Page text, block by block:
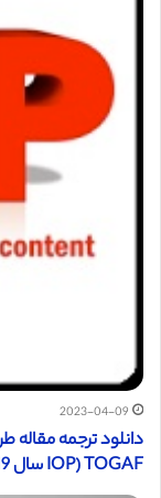
2023-04-09
دانلود ترجمه مقاله
TOGAF (IOP سال 2019)